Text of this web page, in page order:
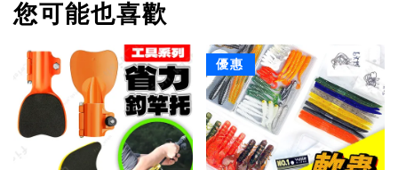
您可能也喜歡
優惠